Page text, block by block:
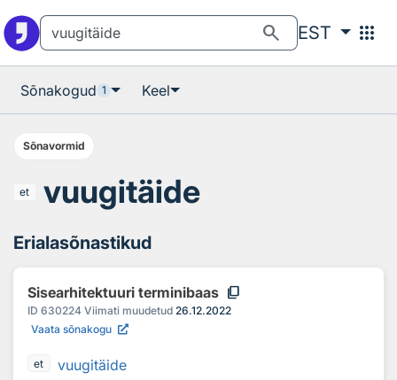
search EST apps
Sõnakogud 1 Keel
Sõnavormid
et vuugitäide
Erialasõnastikud
Sisearhitektuuri terminibaas content_copy
ID 630224 Viimati muudetud 26.12.2022
Vaata sõnakogu
et
vuugitäide